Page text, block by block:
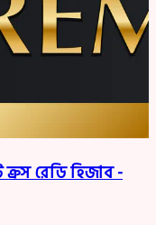
রেডি হিজাব -